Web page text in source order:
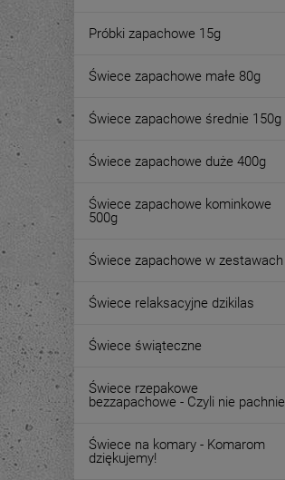
Próbki zapachowe 15g
Świece zapachowe małe 80g
Świece zapachowe średnie 150g
Świece zapachowe duże 400g
Świece zapachowe kominkowe
500g
Świece zapachowe w zestawach
Świece relaksacyjne dzikilas
Świece świąteczne
Świece rzepakowe
bezzapachowe - Czyli nie pachnie
Świece na komary - Komarom
dziękujemy!